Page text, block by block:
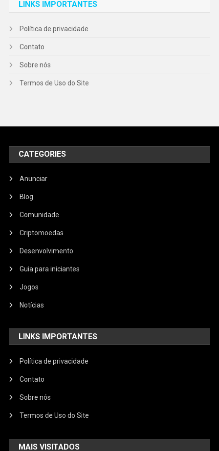
LINKS IMPORTANTES
Política de privacidade
Contato
Sobre nós
Termos de Uso do Site
CATEGORIES
Anunciar
Blog
Comunidade
Criptomoedas
Desenvolvimento
Guia para iniciantes
Jogos
Notícias
LINKS IMPORTANTES
Política de privacidade
Contato
Sobre nós
Termos de Uso do Site
MAIS VISITADOS